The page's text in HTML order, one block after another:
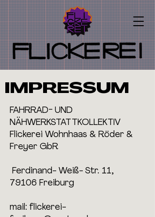
IMPRESSUM
FAHRRAD- UND
NÄHWERKSTATTKOLLEKTIV
Flickerei Wohnhaas & Röder &
Freyer GbR
Ferdinand- Weiß- Str. 11,
79106 Freiburg​
mail: ​ flickerei-